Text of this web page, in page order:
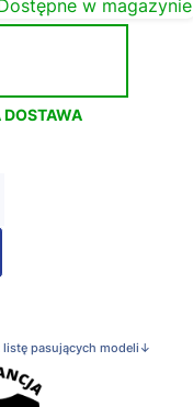
w magazynie
pasujących modeli↓